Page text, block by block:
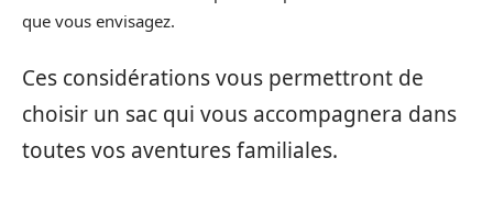
que vous envisagez.
Ces considérations vous permettront de
choisir un sac qui vous accompagnera dans
toutes vos aventures familiales.